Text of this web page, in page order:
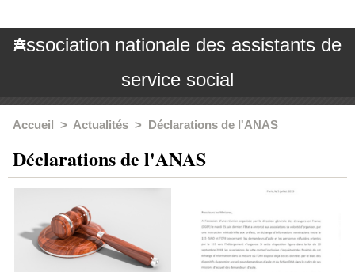
Association nationale des assistants de
service social
Accueil > Actualités > Déclarations de l'ANAS
Déclarations de l'ANAS